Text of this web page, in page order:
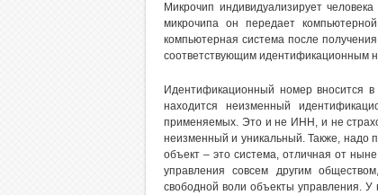
Микрочип индивидуализирует
микрочипа он передает
компьютерная система после
соответствующим идентификационным
Идентификационный номер вносится в
находится неизменный
применяемых. Это и не ИНН, и не
неизменный и уникальный. Также, надо
объект – это система, отличная от
управления совсем другим
свободной воли объекты управления. У